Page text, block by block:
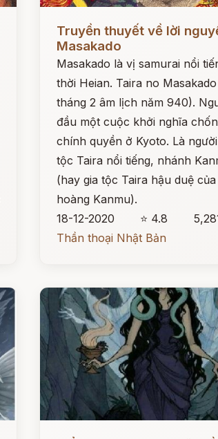
Đọc ngay
Truyền thuyết về lời
Masakado
Masakado là vị samurai nổi
thời Heian. Taira no
tháng 2 âm lịch năm 940).
đầu một cuộc khởi nghĩa
chính quyền ở Kyoto. Là
tộc Taira nổi tiếng, nhánh
(hay gia tộc Taira hậu duệ
hoàng Kanmu).
18-12-2020
⭐ 4.8
Thần thoại Nhật Bản
Đọc ngay